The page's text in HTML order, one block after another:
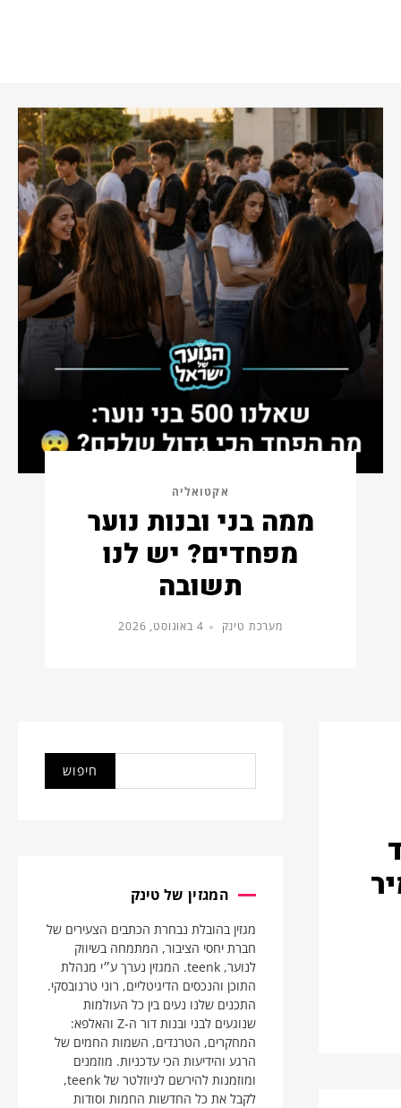
אקטואליה
ממה בני ובנות נוער
מפחדים? יש לנו
תשובה
מערכת טינק 4 באוגוסט, 2026
המגזין של טינק
מגזין בהובלת נבחרת הכתבים הצעירים של
חברת יחסי הציבור, המתמחה בשיווק
לנוער, teenk. המגזין נערך ע״י מנהלת
התוכן והנכסים הדיגיטליים, רוני טרנובסקי.
התכנים שלנו נעים בין כל העולמות
שנוגעים לבני ובנות דור ה-Z והאלפא:
המחקרים, הטרנדים, השמות החמים של
הרגע והידיעות הכי עדכניות. מוזמנים
ומוזמנות להירשם לניוזלטר של teenk,
לקבל את כל החדשות החמות וסודות